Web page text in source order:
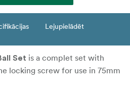
Lejupielādēt
Set is a complet set with
locking screw for use in 75mm